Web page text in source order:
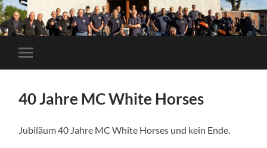
Mobile-
Menü
40 Jahre MC White Horses
Jubiläum 40 Jahre MC White Horses und kein Ende.